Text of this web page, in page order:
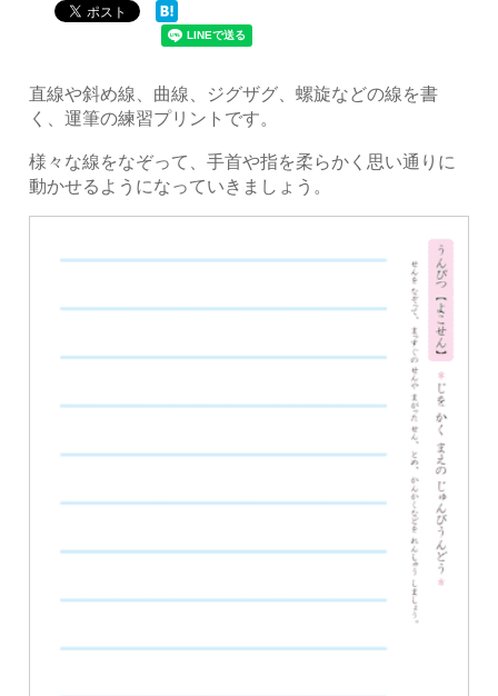
直線や斜め線、曲線、ジグザグ、螺旋などの線を書
く、運筆の練習プリントです。
様々な線をなぞって、手首や指を柔らかく思い通りに
動かせるようになっていきましょう。